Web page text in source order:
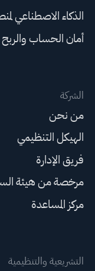
الذكاء الاصطناعي
أمان الحساب
الشركة
من نحن
الهيكل التنظيمي
فريق الإدارة
مرخصة من هيئة
مركز المساعدة
التشريعية والتنظيمية